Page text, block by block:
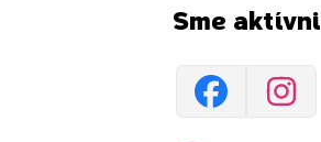
Sme aktívni